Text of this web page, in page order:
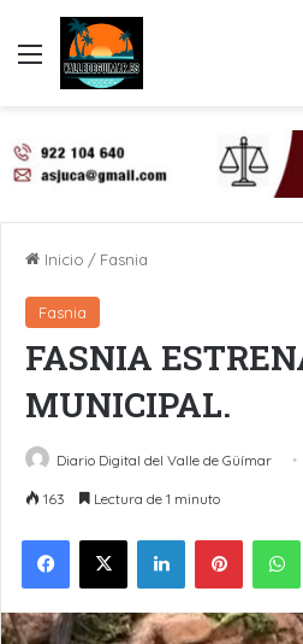
Menú
Inicio / Fasnia
Fasnia
FASNIA
MUNICIPAL.
Diario Digital del Valle de Güímar
163 Lectura de 1 minuto
LinkedInPinterest